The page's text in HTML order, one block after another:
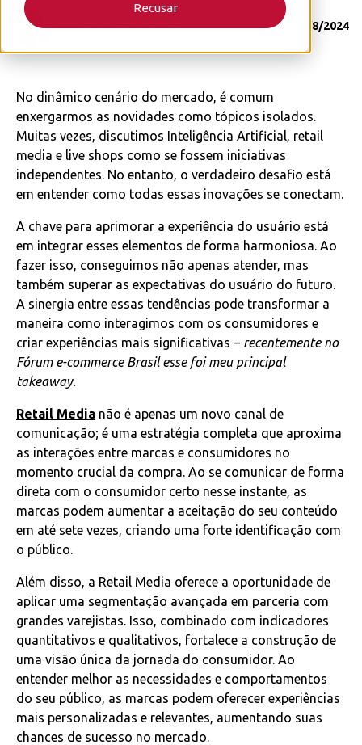
Recusar
Natália Biágio Ranzani Publicado em 8/8/2024
No dinâmico cenário do mercado, é comum
enxergarmos as novidades como tópicos isolados.
Muitas vezes, discutimos Inteligência Artificial, retail
media e live shops como se fossem iniciativas
independentes. No entanto, o verdadeiro desafio está
em entender como todas essas inovações se conectam.
A chave para aprimorar a experiência do usuário está
em integrar esses elementos de forma harmoniosa. Ao
fazer isso, conseguimos não apenas atender, mas
também superar as expectativas do usuário do futuro.
A sinergia entre essas tendências pode transformar a
maneira como interagimos com os consumidores e
criar experiências mais significativas – recentemente no
Fórum e-commerce Brasil esse foi meu principal
takeaway.
Retail Media não é apenas um novo canal de
comunicação; é uma estratégia completa que aproxima
as interações entre marcas e consumidores no
momento crucial da compra. Ao se comunicar de forma
direta com o consumidor certo nesse instante, as
marcas podem aumentar a aceitação do seu conteúdo
em até sete vezes, criando uma forte identificação com
o público.
Além disso, a Retail Media oferece a oportunidade de
aplicar uma segmentação avançada em parceria com
grandes varejistas. Isso, combinado com indicadores
quantitativos e qualitativos, fortalece a construção de
uma visão única da jornada do consumidor. Ao
entender melhor as necessidades e comportamentos
do seu público, as marcas podem oferecer experiências
mais personalizadas e relevantes, aumentando suas
chances de sucesso no mercado.